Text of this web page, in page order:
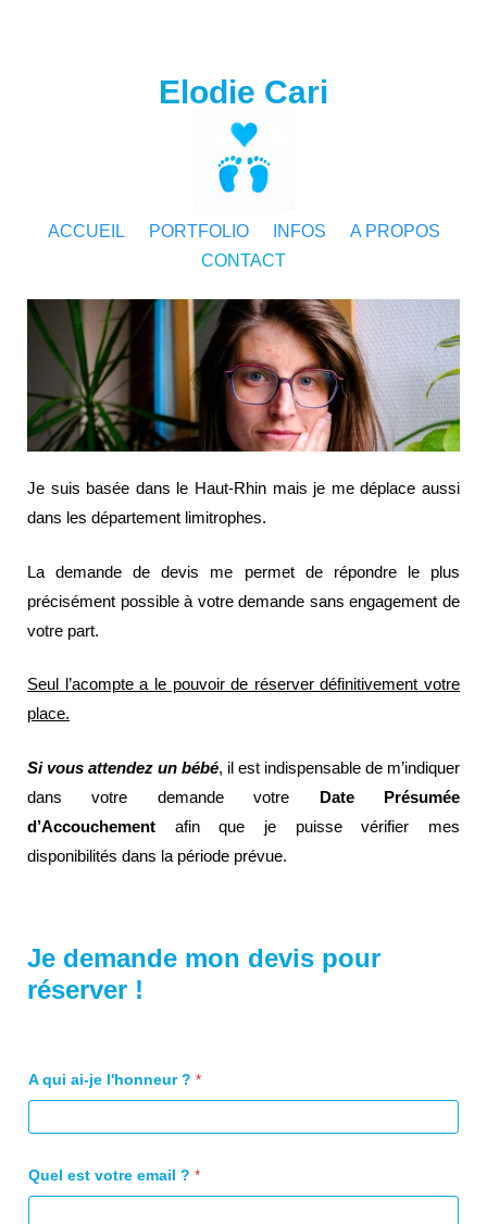
Elodie Cari
ACCUEIL PORTFOLIO INFOS
A PROPOS
CONTACT
Je suis basée dans le Haut-Rhin mais je me déplace aussi
dans les département limitrophes.
La demande de devis me permet de répondre le plus
précisément possible à votre demande sans engagement de
votre part.
Seul l’acompte a le pouvoir de réserver définitivement votre
place.
Si vous attendez un bébé, il est indispensable de m’indiquer
dans votre demande votre Date Présumée
d’Accouchement afin que je puisse vérifier mes
disponibilités dans la période prévue.
Je demande mon devis pour
réserver !
A qui ai-je l'honneur ? *
Quel est votre email ? *